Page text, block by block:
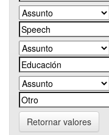
Retornar valores